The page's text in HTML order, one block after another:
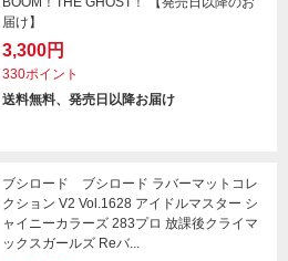
届け】
3,300円
330ポイント
送料無料、発売日以降お届け
ブシロード ブシロード ラバーマットコレ
クション V2 Vol.1628 アイドルマスター シ
ャイニーカラーズ 283プロ 放課後クライマ
ックスガールズ Reバ...